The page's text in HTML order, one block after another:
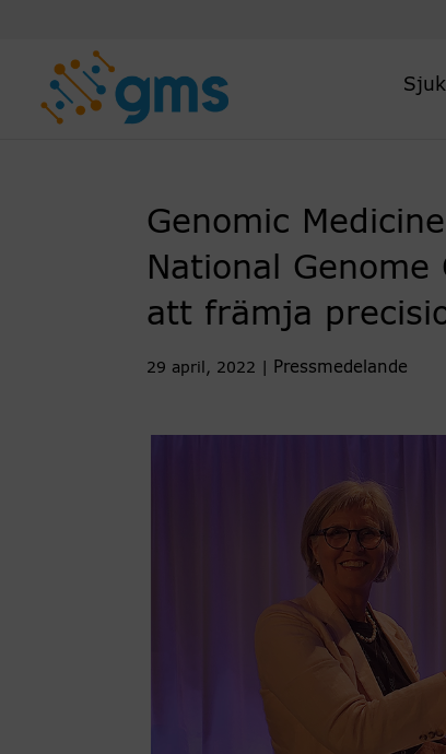
Genomic
National
att främja
29 april, 2022 Pressmedelande